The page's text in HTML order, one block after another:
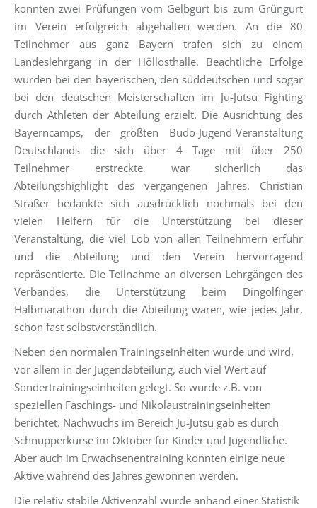
konnten zwei Prüfungen vom Gelbgurt bis zum Grüngurt
im Verein erfolgreich abgehalten werden. An die 80
Teilnehmer aus ganz Bayern trafen sich zu einem
Landeslehrgang in der Höllosthalle. Beachtliche Erfolge
wurden bei den bayerischen, den süddeutschen und sogar
bei den deutschen Meisterschaften im Ju-Jutsu Fighting
durch Athleten der Abteilung erzielt. Die Ausrichtung des
Bayerncamps, der größten Budo-Jugend-Veranstaltung
Deutschlands die sich über 4 Tage mit über 250
Teilnehmer erstreckte, war sicherlich das
Abteilungshighlight des vergangenen Jahres. Christian
Straßer bedankte sich ausdrücklich nochmals bei den
vielen Helfern für die Unterstützung bei dieser
Veranstaltung, die viel Lob von allen Teilnehmern erfuhr
und die Abteilung und den Verein hervorragend
repräsentierte. Die Teilnahme an diversen Lehrgängen des
Verbandes, die Unterstützung beim Dingolfinger
Halbmarathon durch die Abteilung waren, wie jedes Jahr,
schon fast selbstverständlich.
Neben den normalen Trainingseinheiten wurde und wird,
vor allem in der Jugendabteilung, auch viel Wert auf
Sondertrainingseinheiten gelegt. So wurde z.B. von
speziellen Faschings- und Nikolaustrainingseinheiten
berichtet. Nachwuchs im Bereich Ju-Jutsu gab es durch
Schnupperkurse im Oktober für Kinder und Jugendliche.
Aber auch im Erwachsenentraining konnten einige neue
Aktive während des Jahres gewonnen werden.
Die relativ stabile Aktivenzahl wurde anhand einer Statistik